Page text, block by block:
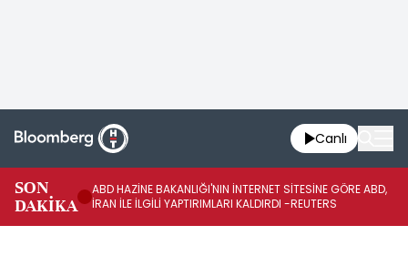
Canlı
SON
DAKİKA
ABD HAZİNE BAKANLIĞI'NIN İNTERNET SİTESİNE GÖRE ABD,
İRAN İLE İLGİLİ YAPTIRIMLARI KALDIRDI -REUTERS